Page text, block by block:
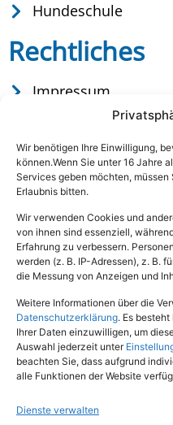
Wir benötigen Ihre Einwilligung,
können.Wenn Sie unter 16 Jahre
Services geben möchten,
Erlaubnis bitten.
Wir verwenden Cookies und
von ihnen sind essenziell,
Erfahrung zu verbessern.
werden (z. B. IP-Adressen), z. B.
die Messung von Anzeigen und
Weitere Informationen über die
Datenschutzerklärung. Es
Ihrer Daten einzuwilligen, um
Auswahl jederzeit unter
beachten Sie, dass aufgrund
alle Funktionen der Website
Dienste verwalten
Hundeschule
Rechtliches
Impressum
Datenschutz
Copyright © 2024.
Tel.: (02651) - 77438
In der Pluns